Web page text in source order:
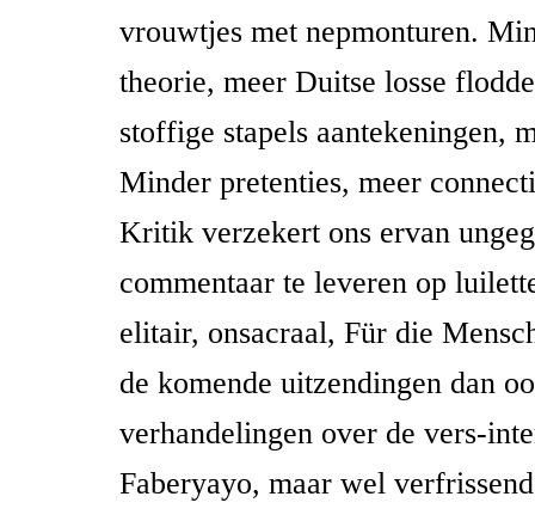
vrouwtjes met nepmonturen.
theorie, meer Duitse losse
stoffige stapels aantekeningen,
Minder pretenties, meer
Kritik verzekert ons ervan
commentaar te leveren op
elitair, onsacraal, Für die
de komende uitzendingen dan
verhandelingen over de vers-
Faberyayo, maar wel